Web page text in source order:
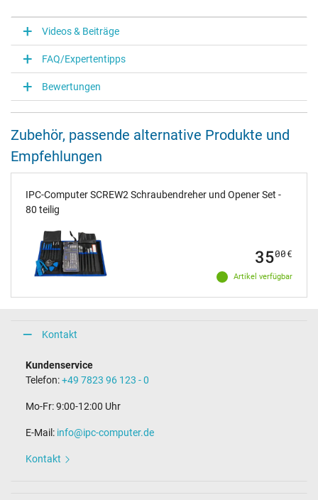
Videos & Beiträge
FAQ/Expertentipps
Bewertungen
Zubehör, passende alternative Produkte und
Empfehlungen
IPC-Computer SCREW2 Schraubendreher und Opener Set -
80 teilig
Artikel verfügbar
3500€
Kontakt
Kundenservice
Telefon:+49 7823 96 123 - 0
Mo-Fr: 9:00-12:00 Uhr
E-Mail: info@ipc-computer.de
Kontakt